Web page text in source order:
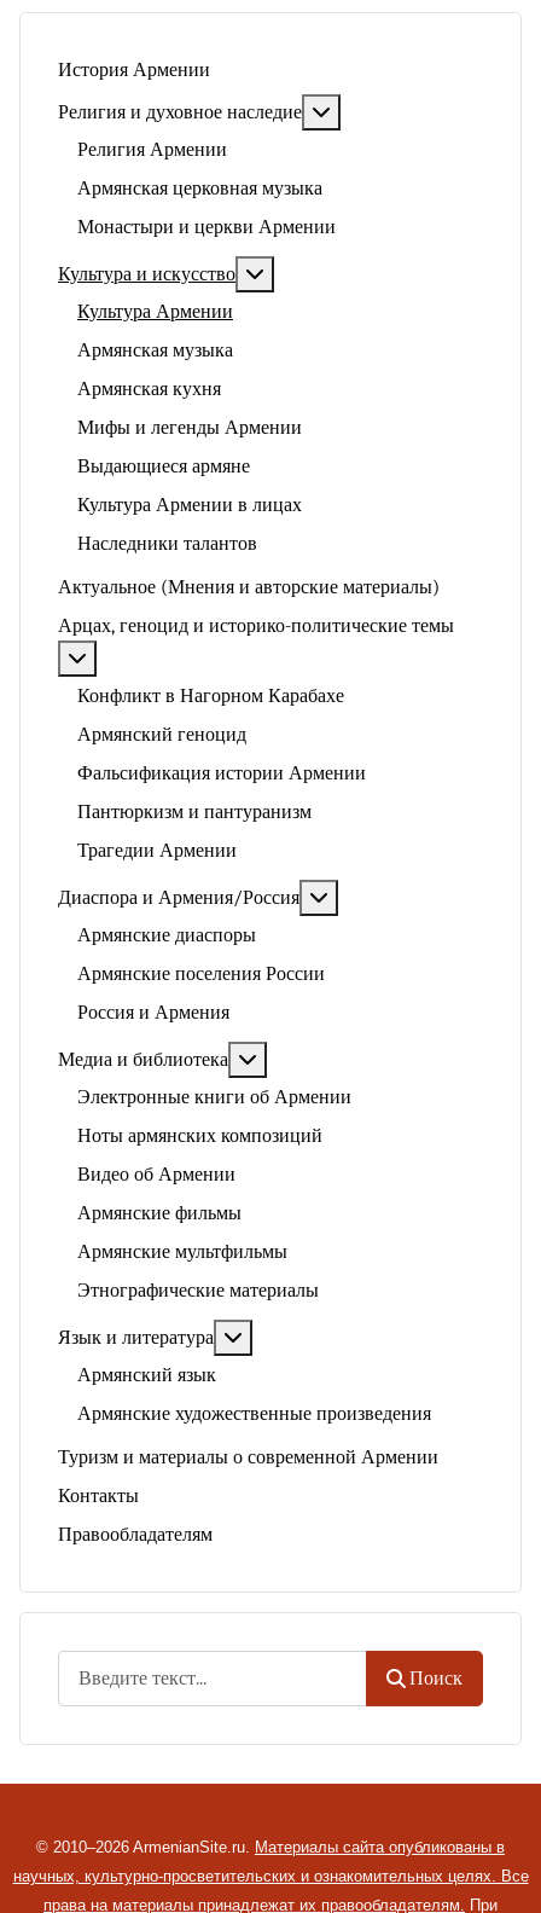
История Армении
Религия и духовное наследие
Религия Армении
Армянская церковная музыка
Монастыри и церкви Армении
Культура и искусство
Культура Армении
Армянская музыка
Армянская кухня
Мифы и легенды Армении
Выдающиеся армяне
Культура Армении в лицах
Наследники талантов
Актуальное (Мнения и авторские материалы)
Арцах, геноцид и историко-политические темы
Конфликт в Нагорном Карабахе
Армянский геноцид
Фальсификация истории Армении
Пантюркизм и пантуранизм
Трагедии Армении
Диаспора и Армения/Россия
Армянские диаспоры
Армянские поселения России
Россия и Армения
Медиа и библиотека
Электронные книги об Армении
Ноты армянских композиций
Видео об Армении
Армянские фильмы
Армянские мультфильмы
Этнографические материалы
Язык и литература
Армянский язык
Армянские художественные произведения
Туризм и материалы о современной Армении
Контакты
Правообладателям
Поиск
© 2010–2026 ArmenianSite.ru. Материалы сайта опубликованы в
научных, культурно-просветительских и ознакомительных целях. Все
права на материалы принадлежат их правообладателям. При